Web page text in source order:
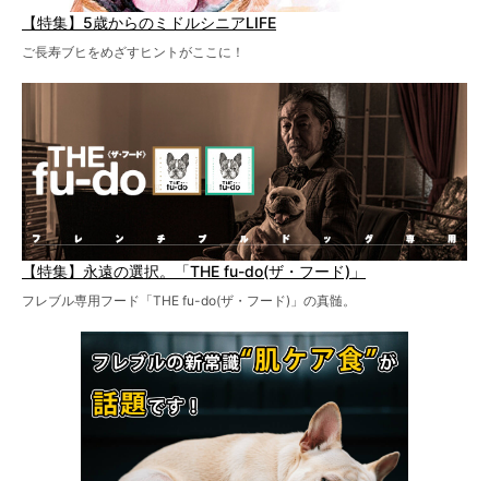
【特集】5歳からのミドルシニアLIFE
ご長寿ブヒをめざすヒントがここに！
【特集】永遠の選択。「THE fu-do(ザ・フード)」
フレブル専用フード「THE fu-do(ザ・フード)」の真髄。